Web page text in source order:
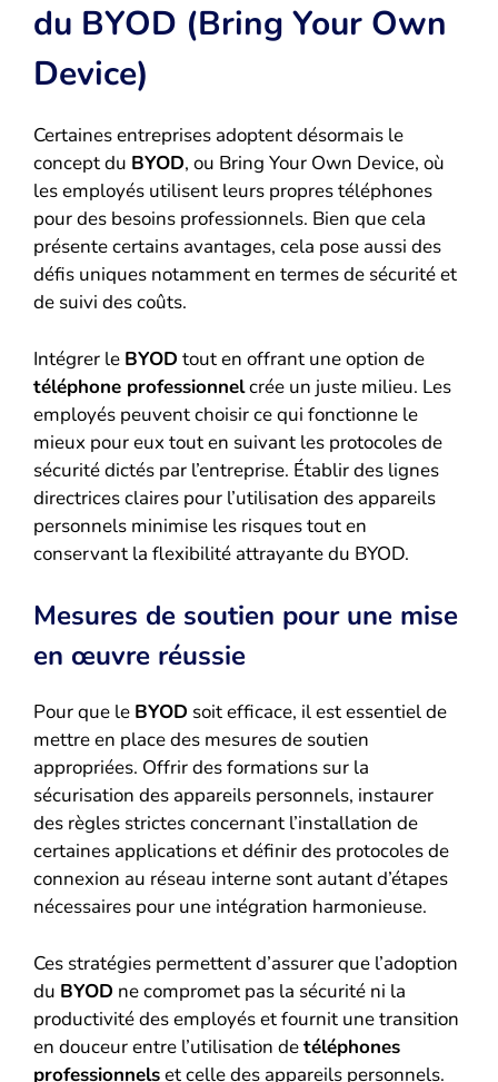
du BYOD (Bring Your Own
Device)
Certaines entreprises adoptent désormais le
concept du BYOD, ou Bring Your Own Device, où
les employés utilisent leurs propres téléphones
pour des besoins professionnels. Bien que cela
présente certains avantages, cela pose aussi des
défis uniques notamment en termes de sécurité et
de suivi des coûts.
Intégrer le BYOD tout en offrant une option de
téléphone professionnelcrée un juste milieu. Les
employés peuvent choisir ce qui fonctionne le
mieux pour eux tout en suivant les protocoles de
sécurité dictés par l’entreprise. Établir des lignes
directrices claires pour l’utilisation des appareils
personnels minimise les risques tout en
conservant la flexibilité attrayante du BYOD.
Mesures de soutien pour une mise
en œuvre réussie
Pour que le BYOD soit efficace, il est essentiel de
mettre en place des mesures de soutien
appropriées. Offrir des formations sur la
sécurisation des appareils personnels, instaurer
des règles strictes concernant l’installation de
certaines applications et définir des protocoles de
connexion au réseau interne sont autant d’étapes
nécessaires pour une intégration harmonieuse.
Ces stratégies permettent d’assurer que l’adoption
du BYOD ne compromet pas la sécurité ni la
productivité des employés et fournit une transition
en douceur entre l’utilisation detéléphones
professionnelset celle des appareils personnels.